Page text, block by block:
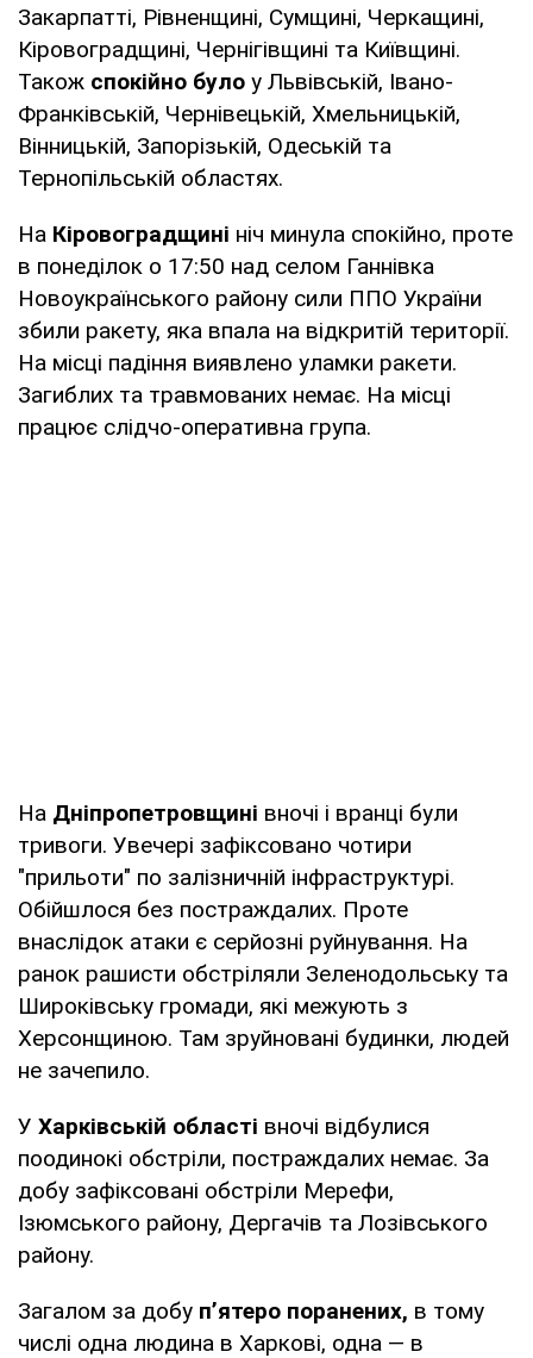
Закарпатті, Рівненщині, Сумщині, Черкащині,
Кіровоградщині, Чернігівщині та Київщині.
Також спокійно було у Львівській, Івано-
Франківській, Чернівецькій, Хмельницькій,
Вінницькій, Запорізькій, Одеській та
Тернопільській областях.
На Кіровоградщині ніч минула спокійно, проте
в понеділок о 17:50 над селом Ганнівка
Новоукраїнського району сили ППО України
збили ракету, яка впала на відкритій території.
На місці падіння виявлено уламки ракети.
Загиблих та травмованих немає. На місці
працює слідчо-оперативна група.
На Дніпропетровщині вночі і вранці були
тривоги. Увечері зафіксовано чотири
"прильоти" по залізничній інфраструктурі.
Обійшлося без постраждалих. Проте
внаслідок атаки є серйозні руйнування. На
ранок рашисти обстріляли Зеленодольську та
Широківську громади, які межують з
Херсонщиною. Там зруйновані будинки, людей
не зачепило.
У Харківській області вночі відбулися
поодинокі обстріли, постраждалих немає. За
добу зафіксовані обстріли Мерефи,
Ізюмського району, Дергачів та Лозівського
району.
Загалом за добу п’ятеро поранених, в тому
числі одна людина в Харкові, одна — в